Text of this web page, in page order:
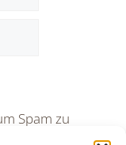
Spam zu